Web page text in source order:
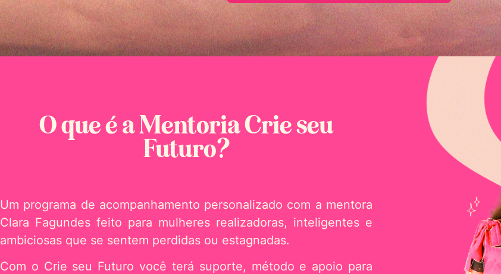
O que é a Mentoria Crie seu
Futuro?
Um programa de acompanhamento personalizado com a mentora
Clara Fagundes feito para mulheres realizadoras, inteligentes e
ambiciosas que se sentem perdidas ou estagnadas.
Com o Crie seu Futuro você terá suporte, método e apoio para